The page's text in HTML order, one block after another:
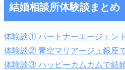
結婚相談所体験談まとめ
体験談① パートナーエージェン
体験談② 青空マリアージュ銀座
体験談③ ハッピーカムカムで結